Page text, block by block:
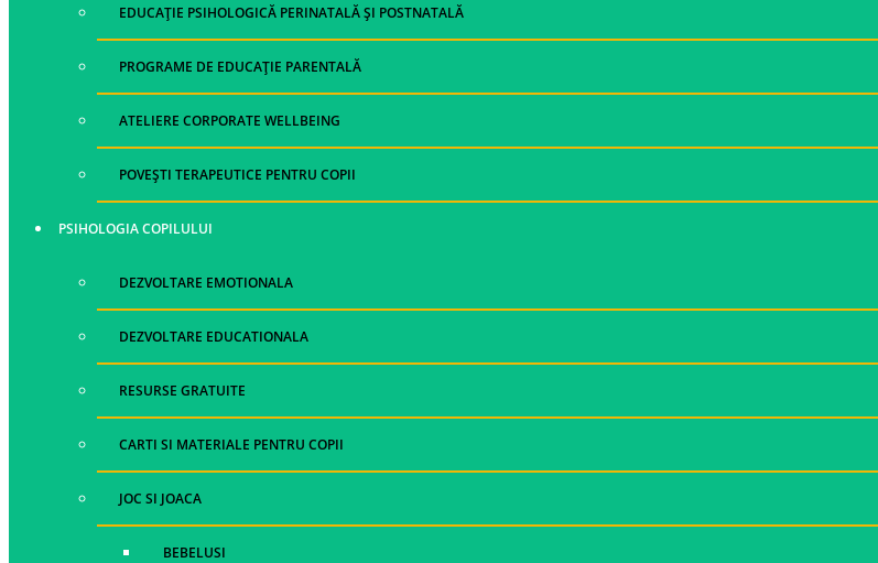
EDUCAȚIE PSIHOLOGICĂ PERINATALĂ ȘI POSTNATALĂ
PROGRAME DE EDUCAȚIE PARENTALĂ
ATELIERE CORPORATE WELLBEING
POVEȘTI TERAPEUTICE PENTRU COPII
PSIHOLOGIA COPILULUI
DEZVOLTARE EMOTIONALA
DEZVOLTARE EDUCATIONALA
RESURSE GRATUITE
CARTI SI MATERIALE PENTRU COPII
JOC SI JOACA
BEBELUSI